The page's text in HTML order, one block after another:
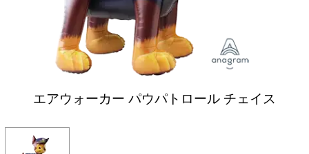
エアウォーカー パウパトロール チェイス